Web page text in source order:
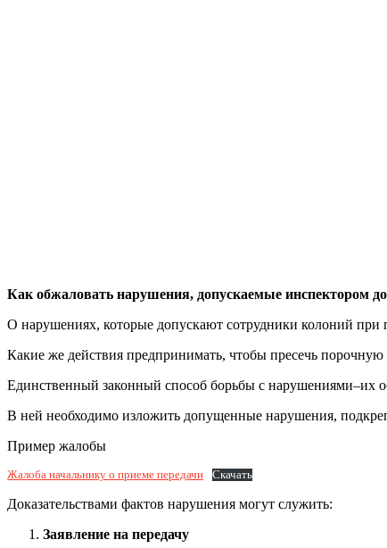
Как обжаловать нарушения, допускаемые инспектором
О нарушениях, которые допускают сотрудники колоний при
Какие же действия предпринимать, чтобы пресечь
Единственный законный способ борьбы с нарушениями–их
В ней необходимо изложить допущенные нарушения,
Пример жалобы
Жалоба начальнику о приеме передачи Скачать
Доказательствами фактов нарушения могут служить:
Заявление на передачу